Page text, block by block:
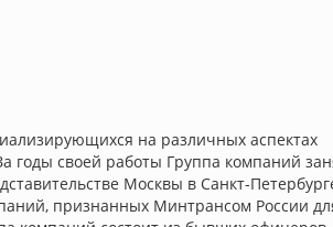
на различных аспектах
годы своей работы Группа компаний
Москвы в Санкт-
признанных Минтрансом России